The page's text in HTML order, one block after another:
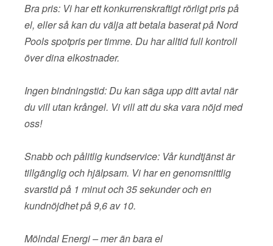
Bra pris: Vi har ett konkurrenskraftigt rörligt pris på
el, eller så kan du välja att betala baserat på Nord
Pools spotpris per timme. Du har alltid full kontroll
över dina elkostnader.
Ingen bindningstid: Du kan säga upp ditt avtal när
du vill utan krångel. Vi vill att du ska vara nöjd med
oss!
Snabb och pålitlig kundservice: Vår kundtjänst är
tillgänglig och hjälpsam. Vi har en genomsnittlig
svarstid på 1 minut och 35 sekunder och en
kundnöjdhet på 9,6 av 10.
Mölndal Energi – mer än bara el